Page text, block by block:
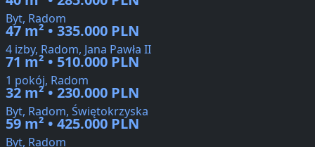
Byt, Radom
47 m² • 335.000 PLN
4 izby, Radom, Jana Pawła II
71 m² • 510.000 PLN
1 pokój, Radom
32 m² • 230.000 PLN
Byt, Radom, Świętokrzyska
59 m² • 425.000 PLN
Byt, Radom